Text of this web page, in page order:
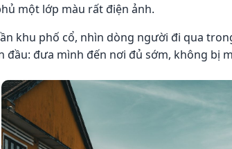
một lớp màu rất điện ảnh.
khu phố cổ, nhìn dòng người đi qua
đầu: đưa mình đến nơi đủ sớm, không bị